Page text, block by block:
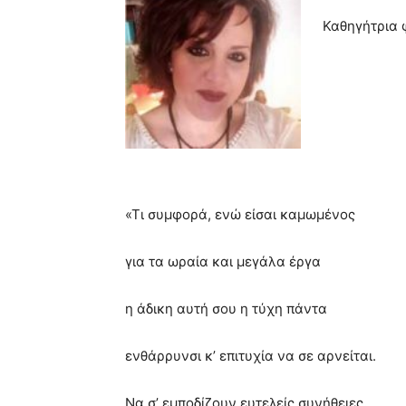
very
hot
cam
show.
desi
xxx
brandi
lyons
teaches
of
pornhun
Καθηγήτρια
«Τι συμφορά, ενώ είσαι καμωμένος
για τα ωραία και μεγάλα έργα
η άδικη αυτή σου η τύχη πάντα
ενθάρρυνσι κ’ επιτυχία να σε αρνείται.
Να σ’ εμποδίζουν ευτελείς συνήθειες,